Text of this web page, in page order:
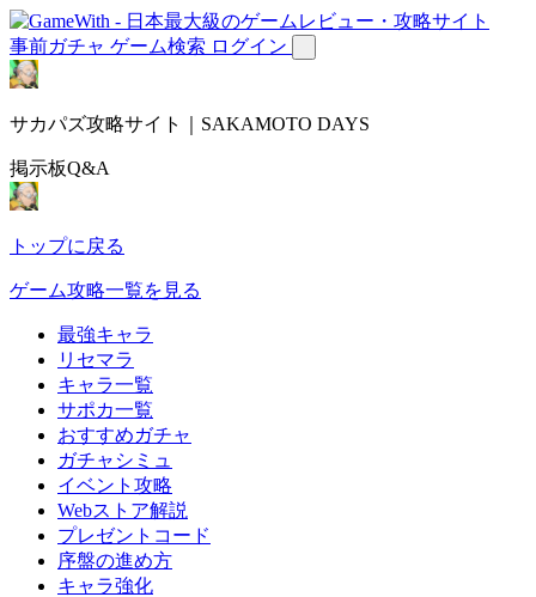
事前ガチャ ゲーム検索 ログイン
サカパズ攻略サイト｜SAKAMOTO DAYS
掲示板Q&A
トップに戻る
ゲーム攻略一覧を見る
最強キャラ
リセマラ
キャラ一覧
サポカ一覧
おすすめガチャ
ガチャシミュ
イベント攻略
Webストア解説
プレゼントコード
序盤の進め方
キャラ強化